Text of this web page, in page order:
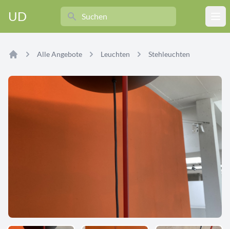
UD
Search
Alle Angebote Leuchten Stehleuchten